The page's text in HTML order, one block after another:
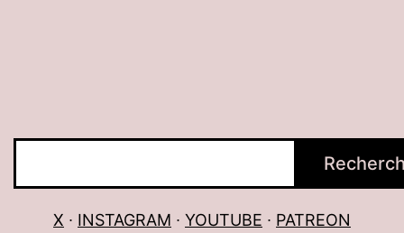
X ∙ INSTAGRAM ∙ YOUTUBE ∙ PATREON